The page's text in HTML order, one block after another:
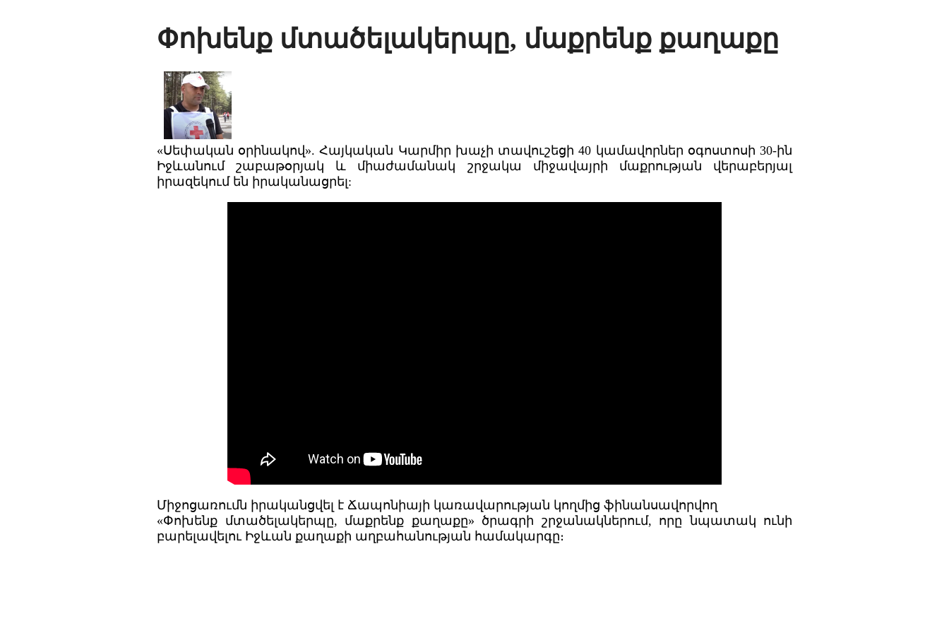
Փոխենք մտածելակերպը, մաքրենք քաղաքը
«Սեփական օրինակով». Հայկական Կարմիր խաչի տավուշեցի 40 կամավորներ օգոստոսի 30-ին
Իջևանում շաբաթօրյակ և միաժամանակ շրջակա միջավայրի մաքրության վերաբերյալ
իրազեկում են իրականացրել:
Միջոցառումն իրականցվել է Ճապոնիայի կառավարության կողմից ֆինանսավորվող
«Փոխենք մտածելակերպը, մաքրենք քաղաքը» ծրագրի շրջանակներում, որը նպատակ ունի
բարելավելու Իջևան քաղաքի աղբահանության համակարգը։